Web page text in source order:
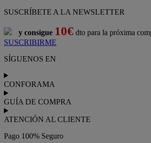
SUSCRÍBETE A LA NEWSLETTER
y consigue 10€ dto para la próxima
SUSCRIBIRME
SÍGUENOS EN
CONFORAMA
GUÍA DE COMPRA
ATENCIÓN AL CLIENTE
Pago 100% Seguro